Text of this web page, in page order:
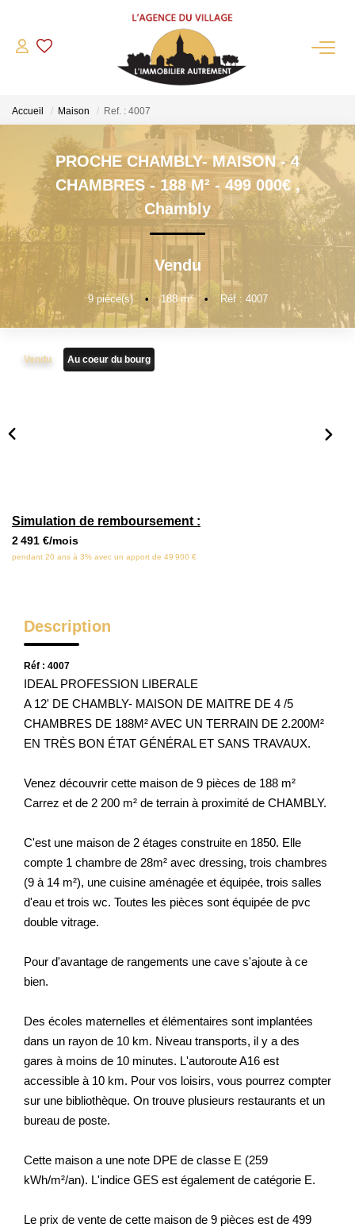
QUI SOMMES-NOUS?
Notre Équipe
Nous Rejoindre
Nos Partenaires
NOS ACTUALITÉS
ACHETER
Maisons Anciennes
Locaux Commerciaux
VENTES INTERACTIVES
NOS CLIENTS
Nos Prestations
Accueil Maison Ref. : 4007
PROCHE CHAMBLY- MAISON - 4
CHAMBRES - 188 M² - 499 000€,
Chambly
Vendu
9pièce(s) • 188m² • Réf : 4007
Vendu Au coeur du bourg
Simulation de remboursement :
2 491 €/mois
pendant 20 ans à 3% avec un apport de 49 900 €
Description
Réf : 4007
IDEAL PROFESSION LIBERALE
A 12' DE CHAMBLY- MAISON DE MAITRE DE 4 /5
CHAMBRES DE 188M² AVEC UN TERRAIN DE 2.200M²
EN TRÈS BON ÉTAT GÉNÉRAL ET SANS TRAVAUX.
Venez découvrir cette maison de 9 pièces de 188 m²
Carrez et de 2 200 m² de terrain à proximité de CHAMBLY.
C'est une maison de 2 étages construite en 1850. Elle
compte 1 chambre de 28m² avec dressing, trois chambres
(9 à 14 m²), une cuisine aménagée et équipée, trois salles
d'eau et trois wc. Toutes les pièces sont équipée de pvc
double vitrage.
Pour d'avantage de rangements une cave s'ajoute à ce
bien.
Des écoles maternelles et élémentaires sont implantées
dans un rayon de 10 km. Niveau transports, il y a des
gares à moins de 10 minutes. L'autoroute A16 est
accessible à 10 km. Pour vos loisirs, vous pourrez compter
sur une bibliothèque. On trouve plusieurs restaurants et un
bureau de poste.
Cette maison a une note DPE de classe E (259
kWh/m²/an). L'indice GES est également de catégorie E.
Le prix de vente de cette maison de 9 pièces est de 499